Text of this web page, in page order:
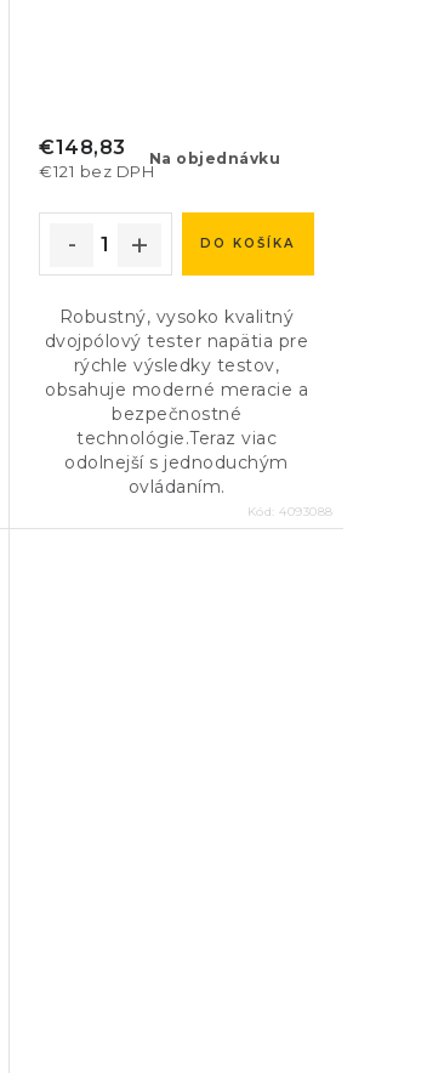
Na objednávku
€121 bez DPH
€148,83
DO KOŠÍKA
Robustný, vysoko kvalitný
dvojpólový tester napätia pre
rýchle výsledky testov,
obsahuje moderné meracie a
bezpečnostné
technológie.Teraz viac
odolnejší s jednoduchým
ovládaním.
Kód:4093088